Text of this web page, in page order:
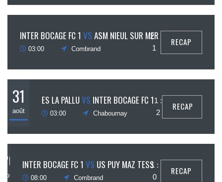
INTER BOCAGE FC 1 VS ASM NIEUL SUR MER
03:00 Combrand
2 :
1
RECAP
31
août
ES LA PALLU VS INTER BOCAGE FC 1
03:00 Chabournay
1 :
2
RECAP
20
août
INTER BOCAGE FC 1 VS US PUY MAZ TESS
08:00 Combrand
1 :
0
RECAP